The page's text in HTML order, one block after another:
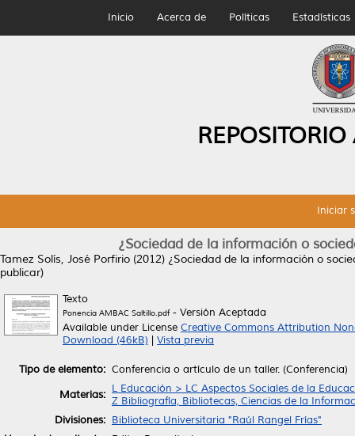
Inicio Acerca de Políticas Estadísticas
Iniciar
¿Sociedad de la información o
Tamez Solís, José Porfirio (2012) ¿Sociedad de la información o
publicar)
Texto
Ponencia AMBAC Saltillo.pdf- Versión Aceptada
Available under License Creative Commons Attribution
Download (46kB)
Vista previa
Tipo de elemento: Conferencia o artículo de un taller. (Conferencia)
Materias: L Educación > LC Aspectos Sociales de la
Z Bibliografía, Bibliotecas, Ciencias de la
Divisiones: Biblioteca Universitaria "Raúl Rangel Frías"